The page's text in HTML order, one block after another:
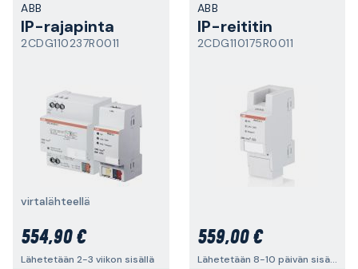
ABB
IP-rajapinta
2CDG110237R0011
virtalähteellä
554,90 €
Lähetetään 2-3 viikon sisällä
ABB
IP-reititin
2CDG110175R0011
559,00 €
Lähetetään 8-10 päivän sisällä